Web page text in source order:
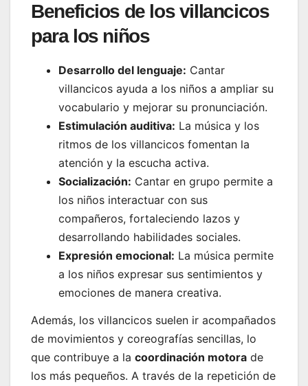
Beneficios de los villancicos
para los niños
Desarrollo del lenguaje: Cantar
villancicos ayuda a los niños a ampliar su
vocabulario y mejorar su pronunciación.
Estimulación auditiva: La música y los
ritmos de los villancicos fomentan la
atención y la escucha activa.
Socialización: Cantar en grupo permite a
los niños interactuar con sus
compañeros, fortaleciendo lazos y
desarrollando habilidades sociales.
Expresión emocional: La música permite
a los niños expresar sus sentimientos y
emociones de manera creativa.
Además, los villancicos suelen ir acompañados
de movimientos y coreografías sencillas, lo
que contribuye a la coordinación motora de
los más pequeños. A través de la repetición de